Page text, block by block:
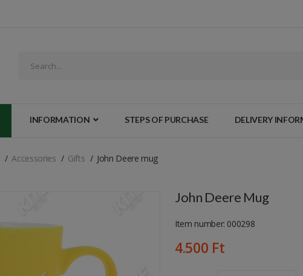
INFORMATION STEPS OF PURCHASE DELIVERY
Accessories Gifts John Deere mug
John Deere Mug
Item number: 000298
4.500 Ft